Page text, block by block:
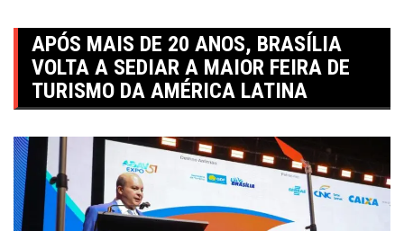
APÓS MAIS DE 20 ANOS, BRASÍLIA
VOLTA A SEDIAR A MAIOR FEIRA DE
TURISMO DA AMÉRICA LATINA